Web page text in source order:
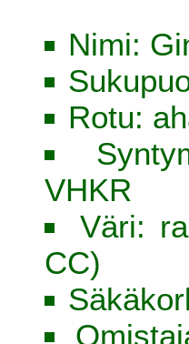
Nimi:
Rotu:
VHKR
Väri:
CC)